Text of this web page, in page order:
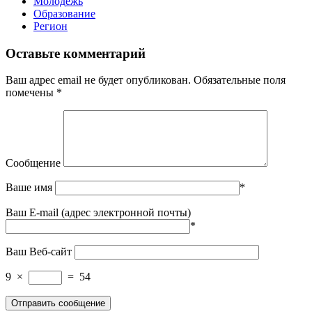
Образование
Регион
Оставьте комментарий
Ваш адрес email не будет опубликован. Обязательные поля
помечены *
Сообщение
Ваше имя *
Ваш E-mail (адрес электронной почты)
*
Ваш Веб-сайт
9 × = 54